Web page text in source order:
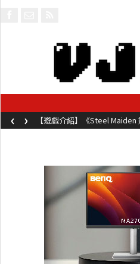
【遊戲評測】台灣國產音樂
卻具有頗高挑戰性
‹ ›